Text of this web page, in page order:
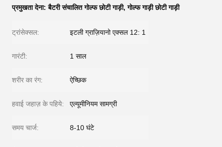
प्रमुखता देना:बैटरी संचालित गोल्फ छोटी गाड़ी,गोल्फ गाड़ी छोटी गाड़ी
ट्रांसेक्सल: इटली ग्राज़ियानो एक्सल 12: 1
गारंटी: 1 साल
शरीर का रंग: ऐच्छिक
हवाई जहाज़ के पहिये: एल्यूमीनियम सामग्री
समय चार्ज: 8-10 घंटे